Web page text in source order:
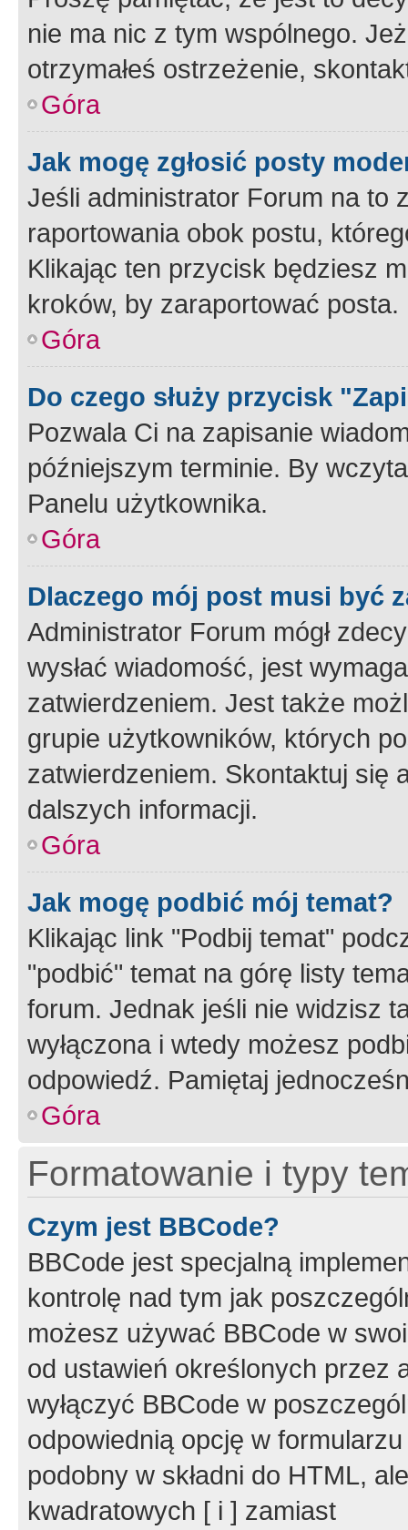
nie ma nic z tym wspólnego.
otrzymałeś ostrzeżenie,
Góra
Jak mogę zgłosić posty
Jeśli administrator Forum na to
raportowania obok postu,
Klikając ten przycisk będziesz
kroków, by zaraportować posta.
Góra
Do czego służy przycisk
Pozwala Ci na zapisanie
późniejszym terminie. By
Panelu użytkownika.
Góra
Dlaczego mój post musi być
Administrator Forum mógł
wysłać wiadomość, jest
zatwierdzeniem. Jest także
grupie użytkowników, których
zatwierdzeniem. Skontaktuj się
dalszych informacji.
Góra
Jak mogę podbić mój temat?
Klikając link "Podbij temat"
"podbić" temat na górę listy
forum. Jednak jeśli nie widzisz
wyłączona i wtedy możesz
odpowiedź. Pamiętaj
Góra
Formatowanie i typy
Czym jest BBCode?
BBCode jest specjalną
kontrolę nad tym jak
możesz używać BBCode w
od ustawień określonych przez
wyłączyć BBCode w
odpowiednią opcję w
podobny w składni do HTML,
kwadratowych [ i ] zamiast